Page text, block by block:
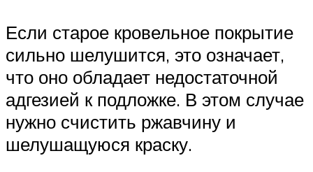
Если старое кровельное покрытие
сильно шелушится, это означает,
что оно обладает недостаточной
адгезией к подложке. В этом случае
нужно счистить ржавчину и
шелушащуюся краску.